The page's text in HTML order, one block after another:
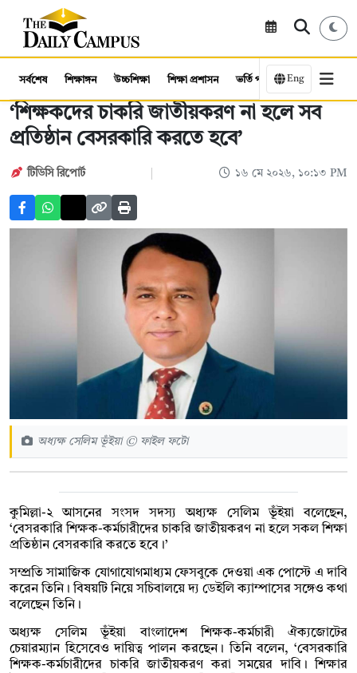
সর্বশেষ শিক্ষাঙ্গন উচ্চশিক্ষা শিক্ষা প্রশাসন ভর্তি পরীক্ষা কর্মসংস্থান
Eng
‘শিক্ষকদের চাকরি জাতীয়করণ না হলে সব
প্রতিষ্ঠান বেসরকারি করতে হবে’
টিডিসি রিপোর্ট ১৬ মে ২০২৬, ১০:১৩ PM
অধ্যক্ষ সেলিম ভূঁইয়া © ফাইল ফটো
কুমিল্লা-২ আসনের সংসদ সদস্য অধ্যক্ষ সেলিম ভূঁইয়া বলেছেন,
‘বেসরকারি শিক্ষক-কর্মচারীদের চাকরি জাতীয়করণ না হলে সকল শিক্ষা
প্রতিষ্ঠান বেসরকারি করতে হবে।’
সম্প্রতি সামাজিক যোগাযোগমাধ্যম ফেসবুকে দেওয়া এক পোস্টে এ দাবি
করেন তিনি। বিষয়টি নিয়ে সচিবালয়ে দ্য ডেইলি ক্যাম্পাসের সঙ্গেও কথা
বলেছেন তিনি।
অধ্যক্ষ সেলিম ভূঁইয়া বাংলাদেশ শিক্ষক-কর্মচারী ঐক্যজোটের
চেয়ারম্যান হিসেবেও দায়িত্ব পালন করছেন। তিনি বলেন, ‘বেসরকারি
শিক্ষক-কর্মচারীদের চাকরি জাতীয়করণ করা সময়ের দাবি। শিক্ষার